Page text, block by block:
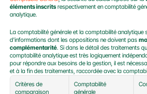
éléments inscrits respectivement en comptabilité
analytique.
La comptabilité générale et la comptabilité analytique
d'informations dont les oppositions ne doivent pas
complémentarité. Si dans le détail des traitements
comptabilité analytique est très logiquement
pour répondre aux besoins de la gestion, il est
et à la fin des traitements, raccordée avec la
Critères de
comparaison
Comptabilité
générale